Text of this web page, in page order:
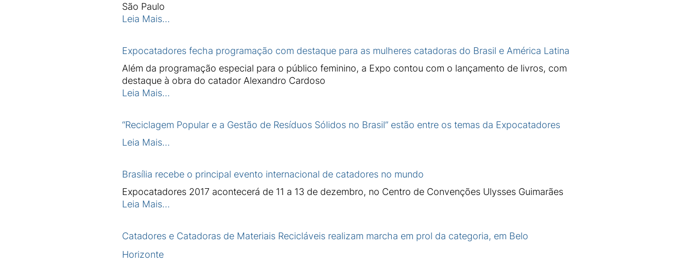
São Paulo
Leia Mais…
Expocatadores fecha programação com destaque para as mulheres catadoras do Brasil e América Latina
Além da programação especial para o público feminino, a Expo contou com o lançamento de livros, com
destaque à obra do catador Alexandro Cardoso
Leia Mais…
“Reciclagem Popular e a Gestão de Resíduos Sólidos no Brasil” estão entre os temas da Expocatadores
Leia Mais…
Brasília recebe o principal evento internacional de catadores no mundo
Expocatadores 2017 acontecerá de 11 a 13 de dezembro, no Centro de Convenções Ulysses Guimarães
Leia Mais…
Catadores e Catadoras de Materiais Recicláveis realizam marcha em prol da categoria, em Belo
Horizonte